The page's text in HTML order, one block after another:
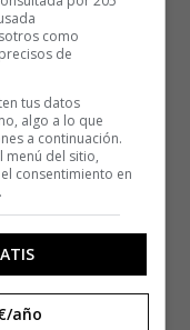
como
de
tus datos
algo a lo que
a continuación.
menú del sitio,
consentimiento en
año